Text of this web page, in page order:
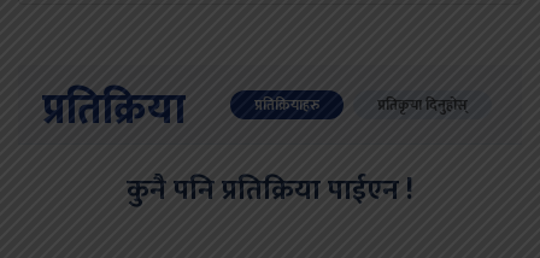
प्रतिक्रिया प्रतिक्रियाहरु प्रतिकृया दिनुहोस्
कुनै पनि प्रतिक्रिया पाईएन !